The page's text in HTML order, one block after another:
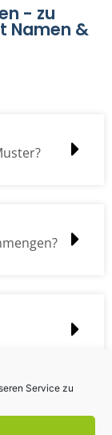
Service zu
- zu
Namen &